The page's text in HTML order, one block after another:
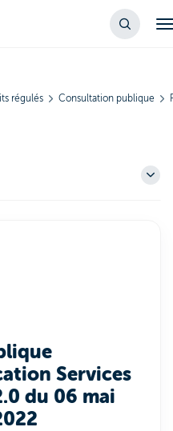
régulés Consultation publique
Services
du 06 mai